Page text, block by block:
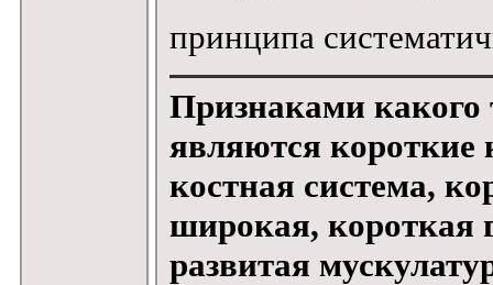
принципа
Признаками какого
являются короткие
костная система,
широкая, короткая
развитая